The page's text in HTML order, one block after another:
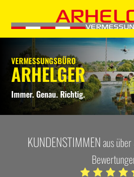
VERMESSUNGSBÜRO
ARHELGER
Immer. Genau. Richtig.
KUNDENSTIMMEN aus